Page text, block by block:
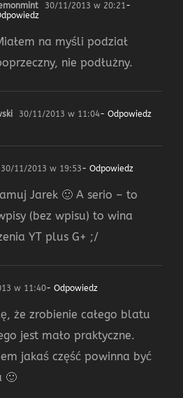
30/11/2013 w 20:21-
na myśli podział
nie podłużny.
30/11/2013 w 11:04- Odpowiedz
30/11/2013 w 19:53- Odpowiedz
Jarek 🙂 A serio – to
(bez wpisu) to wina
YT plus G+ ;/
w 11:40- Odpowiedz
że zrobienie całego blatu
jest mało praktyczne.
jakaś część powinna być
🙂